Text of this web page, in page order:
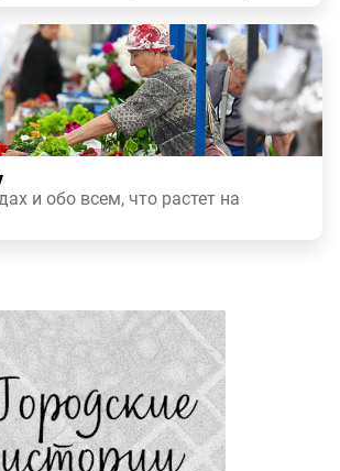
и обо всем, что растет на